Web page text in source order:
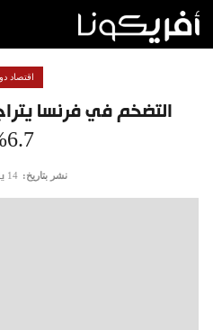
التضخم في فرنسا
6.7%
اقتصاد
نشر بتاريخ: 14 يناير 2023